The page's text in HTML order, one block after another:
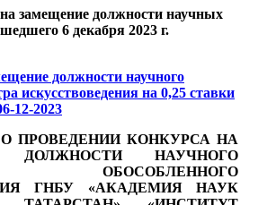
замещение должности научных
6 декабря 2023 г.
должности научного
искусствоведения на 0,25 ставки
12-2023
ПРОВЕДЕНИИ КОНКУРСА НА
ДОЛЖНОСТИ НАУЧНОГО
ОБОСОБЛЕННОГО
ГНБУ «АКАДЕМИЯ НАУК